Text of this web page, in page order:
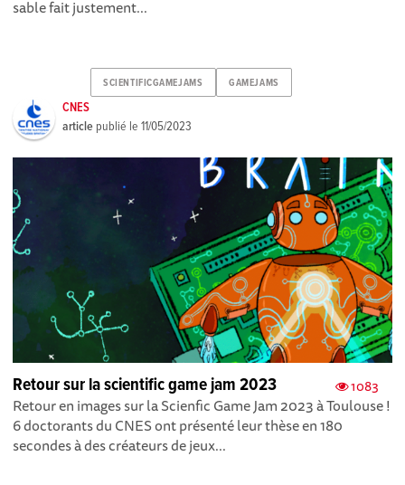
sable fait justement...
SCIENTIFICGAMEJAMS GAMEJAMS
CNES
article publié le11/05/2023
1083
Retour sur la scientific game jam 2023
Retour en images sur la Scienfic Game Jam 2023 à Toulouse !
6 doctorants du CNES ont présenté leur thèse en 180
secondes à des créateurs de jeux...